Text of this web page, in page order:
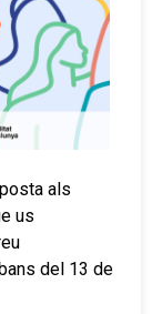
als
us
del 13 de